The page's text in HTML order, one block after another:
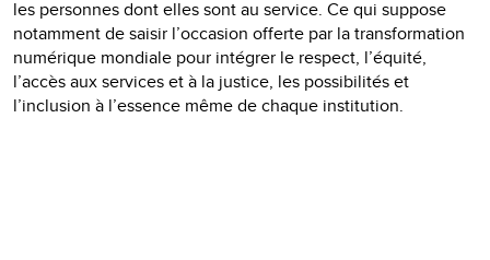
les personnes dont elles sont au service. Ce qui suppose
notamment de saisir l’occasion offerte par la transformation
numérique mondiale pour intégrer le respect, l’équité,
l’accès aux services et à la justice, les possibilités et
l’inclusion à l’essence même de chaque institution.